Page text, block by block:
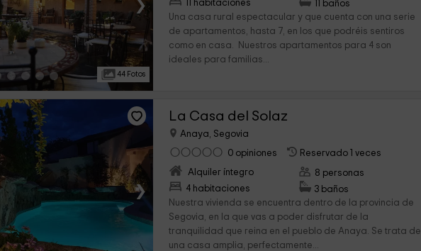
44 Fotos
11 habitaciones
11 baños
Una casa rural espectacular y que cuenta con una serie
de apartamentos, hasta 7, en los que podréis sentiros
como en casa. Nuestros apartamentos para 4 son
ideales para familias...
›
La Casa del Solaz
Anaya, Segovia
0 opiniones
Reservado 1 veces
Alquiler íntegro
4 habitaciones
8 personas
3 baños
Nuestra vivienda se encuentra dentro de la provincia de
Segovia, en la que vas a poder disfrutar de la
tranquilidad que reina en el pueblo de Anaya. Se trata de
una casa amplia, perfectamente...